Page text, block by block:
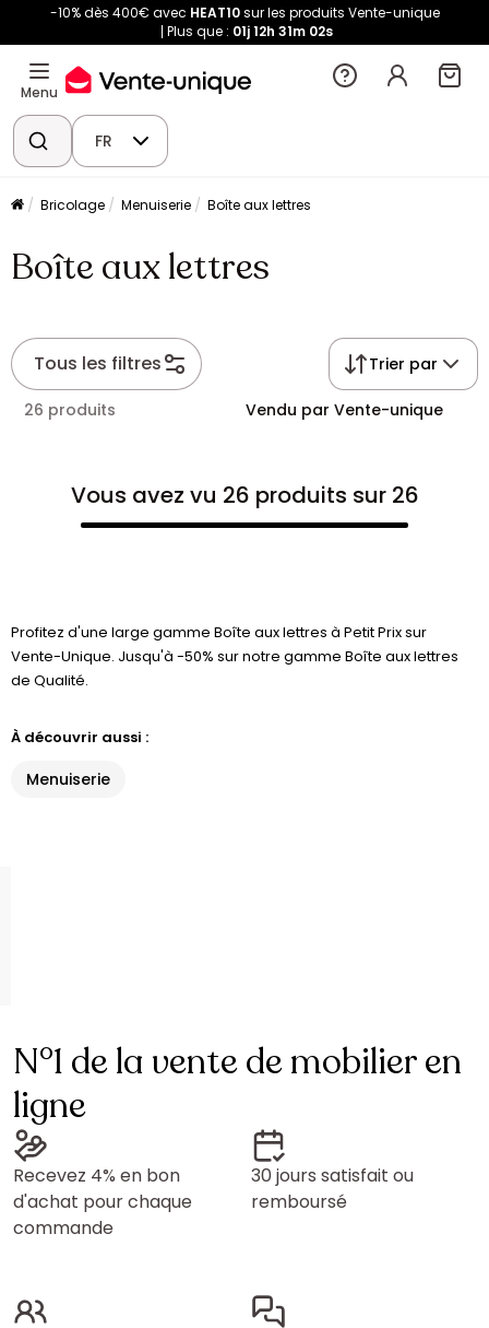
-10% dès 400€ avec HEAT10sur les produits Vente-unique
Plus que : 01j 12h 31m 01s
Menu
FR
Bricolage Menuiserie Boîte aux lettres
Boîte aux lettres
Tous les filtres Trier par
26 produits Vendu par Vente-unique
Vous avez vu 26 produits sur 26
Profitez d'une large gamme Boîte aux lettres à Petit Prix sur
Vente-Unique. Jusqu'à -50% sur notre gamme Boîte aux lettres
de Qualité.
À découvrir aussi :
Menuiserie
N°1 de la vente de mobilier en
ligne
Recevez 4% en bon
d'achat pour chaque
commande
30 jours satisfait ou
remboursé